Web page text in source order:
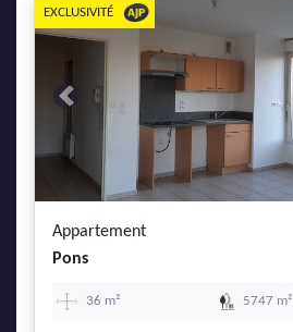
Previous
EXCLUSIVITÉ
Appartement
Pons
36 m² 5747 m²